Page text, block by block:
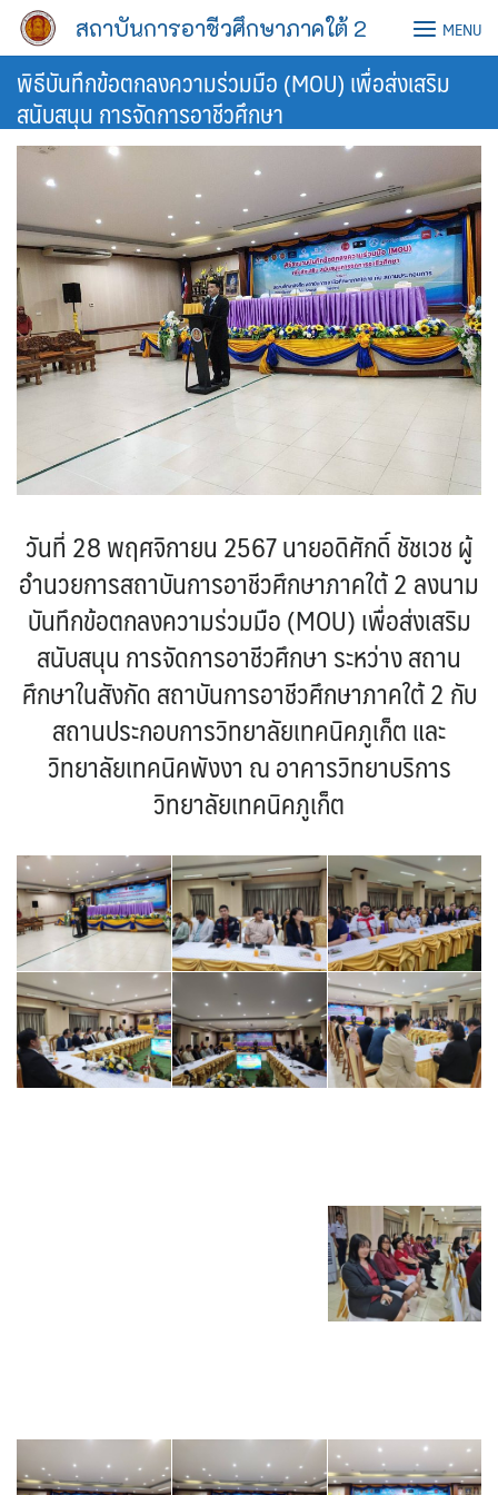
Skip
content
สถาบันการอาชีวศึกษาภาคใต้ 2 MENU
พิธีบันทึกข้อตกลงความร่วมมือ (MOU) เพื่อส่งเสริม
สนับสนุน การจัดการอาชีวศึกษา
วันที่ 28 พฤศจิกายน 2567 นายอดิศักดิ์ ชัชเวช ผู้
อำนวยการสถาบันการอาชีวศึกษาภาคใต้ 2 ลงนาม
บันทึกข้อตกลงความร่วมมือ (MOU) เพื่อส่งเสริม
สนับสนุน การจัดการอาชีวศึกษา ระหว่าง สถาน
ศึกษาในสังกัด สถาบันการอาชีวศึกษาภาคใต้ 2 กับ
สถานประกอบการวิทยาลัยเทคนิคภูเก็ต และ
วิทยาลัยเทคนิคพังงา ณ อาคารวิทยาบริการ
วิทยาลัยเทคนิคภูเก็ต